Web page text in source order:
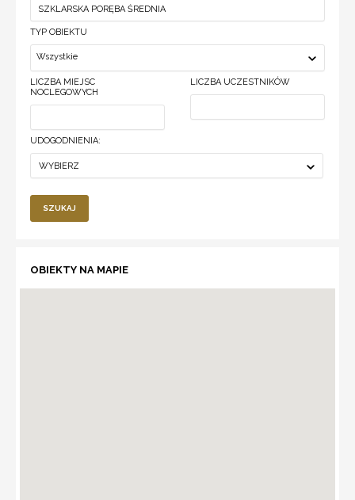
TYP OBIEKTU
Wszystkie
LICZBA MIEJSC
NOCLEGOWYCH
LICZBA UCZESTNIKÓW
UDOGODNIENIA:
WYBIERZ
SZUKAJ
OBIEKTY NA MAPIE